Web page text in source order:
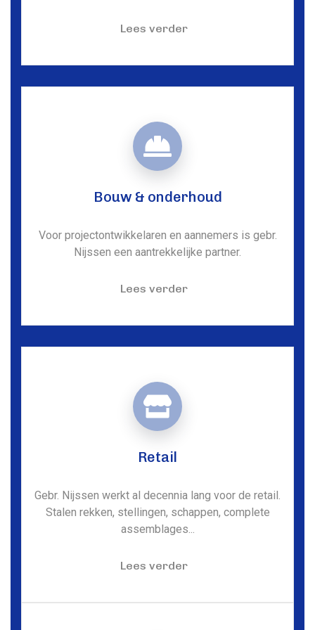
Lees verder
Bouw & onderhoud
Voor projectontwikkelaren en aannemers is gebr.
Nijssen een aantrekkelijke partner.
Lees verder
Retail
Gebr. Nijssen werkt al decennia lang voor de retail.
Stalen rekken, stellingen, schappen, complete
assemblages...
Lees verder